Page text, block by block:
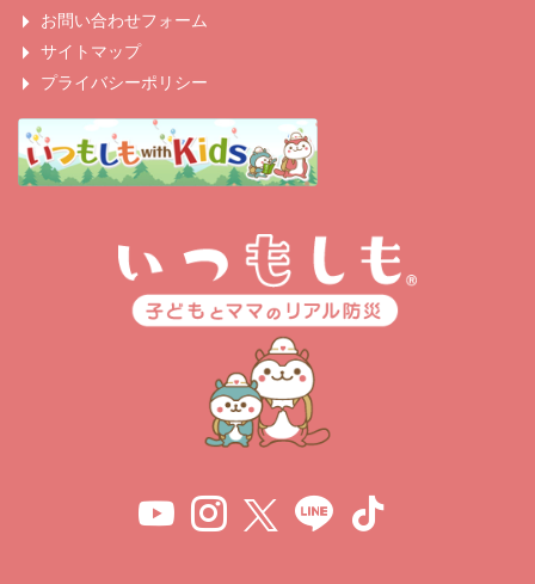
お問い合わせフォーム
サイトマップ
プライバシーポリシー